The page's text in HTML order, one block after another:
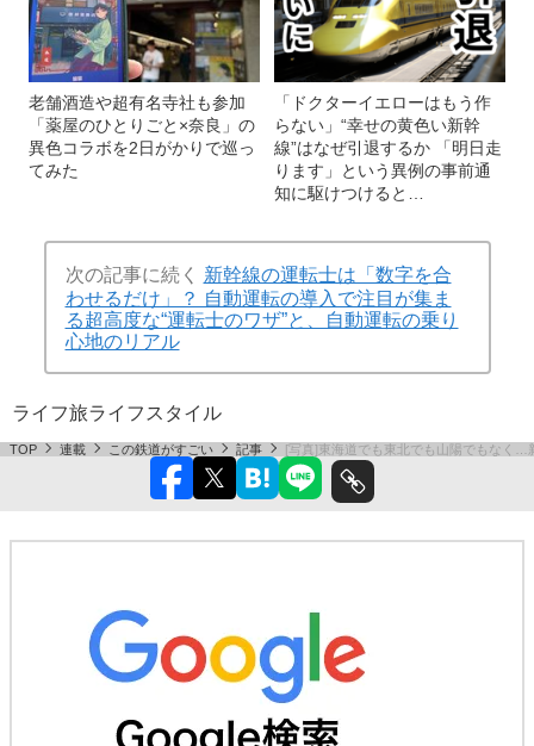
老舗酒造や超有名寺社も参加
「薬屋のひとりごと×奈良」の
異色コラボを2日がかりで巡っ
てみた
「ドクターイエローはもう作
らない」“幸せの黄色い新幹
線”はなぜ引退するか 「明日走
ります」という異例の事前通
知に駆けつけると…
次の記事に続く
新幹線の運転士は「数字を合
わせるだけ」？ 自動運転の導入で注目が集ま
る超高度な“運転士のワザ”と、自動運転の乗り
心地のリアル
ライフ旅ライフスタイル
TOP 連載 この鉄道がすごい 記事 [写真]東海道でも東北でも山陽でもなく…